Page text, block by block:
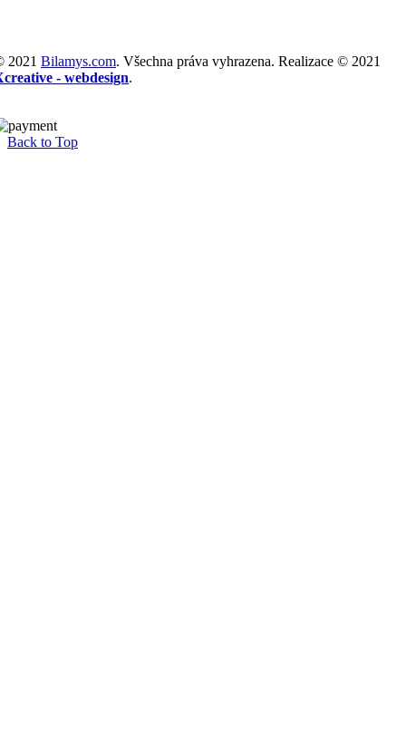
2021 Bilamys.com. Všechna práva vyhrazena. Realizace © 2021
- webdesign.
Back to Top